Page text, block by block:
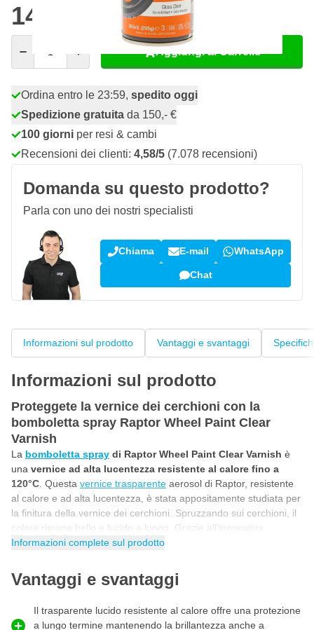
14,
Aggiungi al Carrello
Ordina entro le 23:59, spedito oggi
Spedizione gratuita da 150,- €
100 giorni per resi & cambi
Recensioni dei clienti: 4,58/5 (7.078 recensioni)
Domanda su questo prodotto?
Parla con uno dei nostri specialisti
Chiama E-mail WhatsApp
Chat
Informazioni sul prodotto Vantaggi e svantaggi
Informazioni sul prodotto
Proteggete la vernice dei cerchioni con la
bomboletta spray Raptor Wheel Paint Clear
Varnish
La bomboletta spray di Raptor Wheel Paint Clear Varnish è
una vernice ad alta lucentezza resistente al calore fino a
120°C. Questa vernice trasparente aerosol di Raptor, resistente
al calore e ad alta lucentezza, è stata appositamente studiata per
la finitura della vernice dei cerchioni. Spruzzando sui cerchioni, il
colore rimane bello e lucido a lungo. Grazie all'innovativa
tecnologia delle resine ceramiche, la
vernice e offre un'eccellente resistenza ai danni da impatto, al
calore, alle schegge di pietra, alla polvere dei freni e alla
Protezione di lunga durata contro il calore e la polvere
Informazioni complete sul prodotto
Vantaggi e svantaggi
Il trasparente lucido resistente al calore offre una protezione
a lungo termine mantenendo la brillantezza anche a